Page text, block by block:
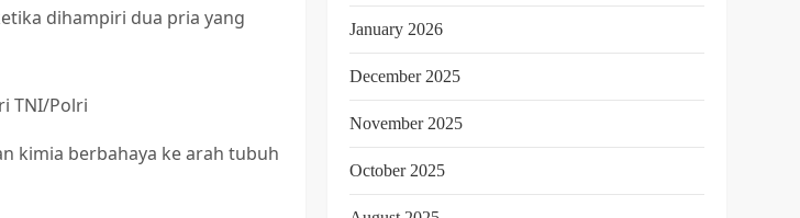
dihampiri dua pria yang
TNI/Polri
kimia berbahaya ke arah tubuh
January 2026
December 2025
November 2025
October 2025